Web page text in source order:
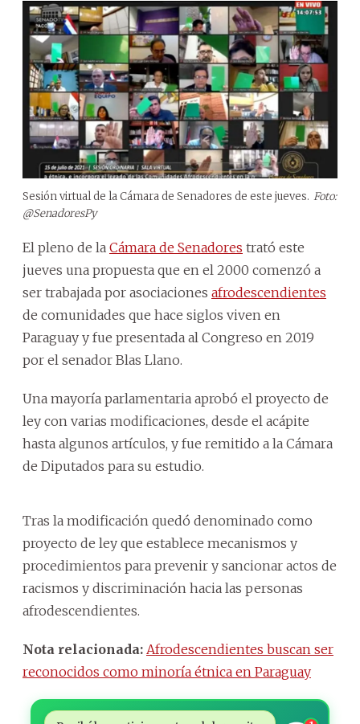
Sesión virtual de la Cámara de Senadores de este jueves. Foto:
@SenadoresPy
El pleno de la Cámara de Senadores trató este
jueves una propuesta que en el 2000 comenzó a
ser trabajada por asociaciones afrodescendientes
de comunidades que hace siglos viven en
Paraguay y fue presentada al Congreso en 2019
por el senador Blas Llano.
Una mayoría parlamentaria aprobó el proyecto de
ley con varias modificaciones, desde el acápite
hasta algunos artículos, y fue remitido a la Cámara
de Diputados para su estudio.
Tras la modificación quedó denominado como
proyecto de ley que establece mecanismos y
procedimientos para prevenir y sancionar actos de
racismos y discriminación hacia las personas
afrodescendientes.
Nota relacionada: Afrodescendientes buscan ser
reconocidos como minoría étnica en Paraguay